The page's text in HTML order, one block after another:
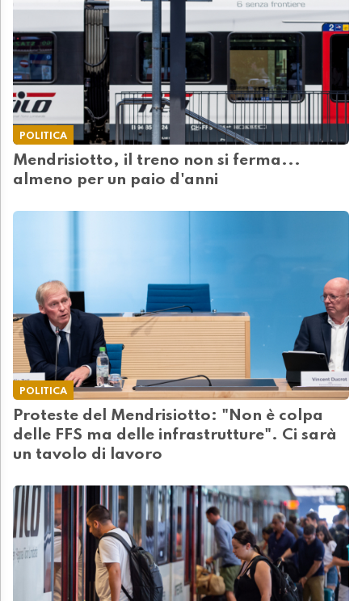
POLITICA
Mendrisiotto, il treno non si ferma...
almeno per un paio d'anni
POLITICA
Proteste del Mendrisiotto: "Non è colpa
delle FFS ma delle infrastrutture". Ci sarà
un tavolo di lavoro